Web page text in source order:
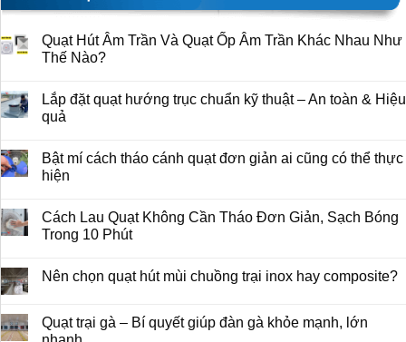
Quạt Hút Âm Trần Và Quạt Ốp Âm Trần Khác Nhau Như
Thế Nào?
Lắp đặt quạt hướng trục chuẩn kỹ thuật – An toàn & Hiệu
quả
Bật mí cách tháo cánh quạt đơn giản ai cũng có thể thực
hiện
Cách Lau Quạt Không Cần Tháo Đơn Giản, Sạch Bóng
Trong 10 Phút
Nên chọn quạt hút mùi chuồng trại inox hay composite?
Quạt trại gà – Bí quyết giúp đàn gà khỏe mạnh, lớn